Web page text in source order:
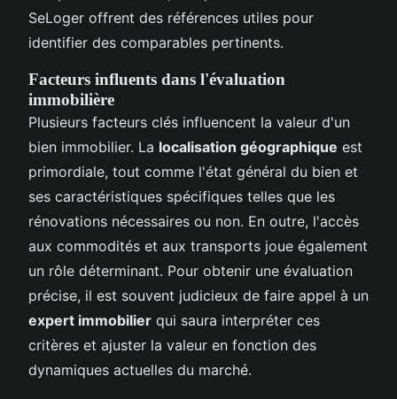
SeLoger offrent des références utiles pour
identifier des comparables pertinents.
Facteurs influents dans l'évaluation
immobilière
Plusieurs facteurs clés influencent la valeur d'un
bien immobilier. La localisation géographique est
primordiale, tout comme l'état général du bien et
ses caractéristiques spécifiques telles que les
rénovations nécessaires ou non. En outre, l'accès
aux commodités et aux transports joue également
un rôle déterminant. Pour obtenir une évaluation
précise, il est souvent judicieux de faire appel à un
expert immobilier qui saura interpréter ces
critères et ajuster la valeur en fonction des
dynamiques actuelles du marché.